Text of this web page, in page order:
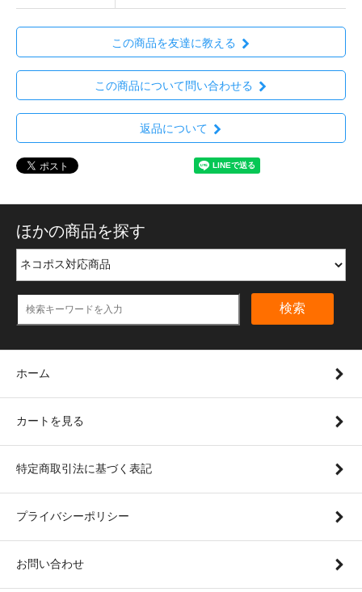
この商品を友達に教える
この商品について問い合わせる
返品について
ほかの商品を探す
検索
ホーム
カートを見る
特定商取引法に基づく表記
プライバシーポリシー
お問い合わせ